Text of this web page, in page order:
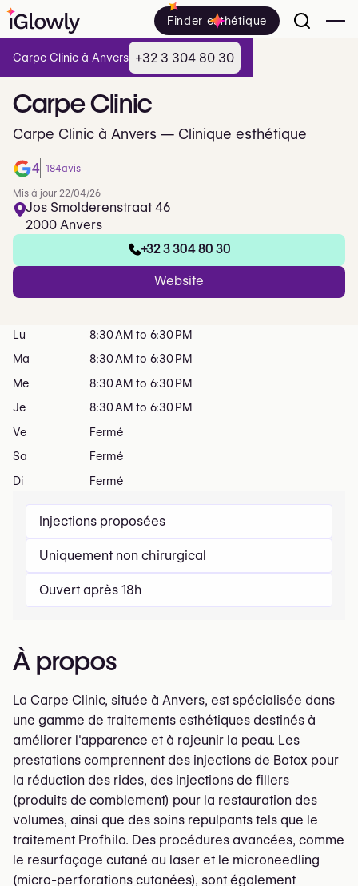
Finder esthétique
CarpeClinic
Carpe Clinic à Anvers — Clinique esthétique
4 184avis
Mis à jour 22/04/26
Jos Smolderenstraat 46
2000 Anvers
+32 3 304 80 30
Website
Injections proposées
Uniquement non chirurgical
Ouvert après 18h
À propos
La Carpe Clinic, située à Anvers, est spécialisée dans
une gamme de traitements esthétiques destinés à
améliorer l'apparence et à rajeunir la peau. Les
prestations comprennent des injections de Botox pour
la réduction des rides, des injections de fillers
(produits de comblement) pour la restauration des
volumes, ainsi que des soins repulpants tels que le
traitement Profhilo. Des procédures avancées, comme
le resurfaçage cutané au laser et le microneedling
(micro-perforations cutanées), sont également
Lu
8:30 AM to 6:30 PM
Ma
8:30 AM to 6:30 PM
Me
8:30 AM to 6:30 PM
Je
8:30 AM to 6:30 PM
Ve
Fermé
Sa
Fermé
Di
Fermé
Carpe Clinic à Anvers +32 3 304 80 30